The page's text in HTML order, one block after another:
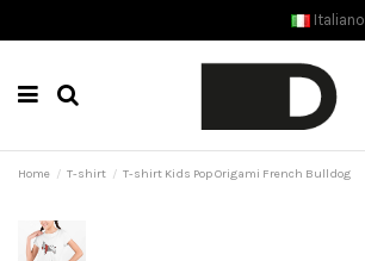
Italiano
Home T-shirt T-shirt Kids Pop Origami French Bulldog